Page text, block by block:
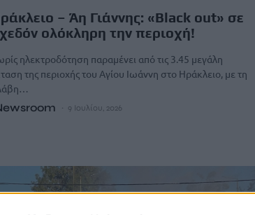
– Άη Γιάννης: «Black out» σε
ολόκληρη την περιοχή!
ηλεκτροδότηση παραμένει από τις 3.45 μεγάλη
της περιοχής του Αγίου Ιωάννη στο Ηράκλειο, με τη
9 Ιουλίου, 2026